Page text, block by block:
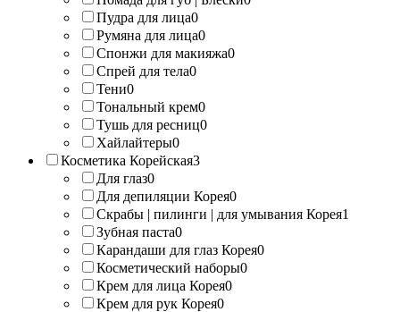
Пудра для лица0
Румяна для лица0
Спонжи для макияжа0
Спрей для тела0
Тени0
Тональный крем0
Тушь для ресниц0
Хайлайтеры0
Косметика Корейская3
Для глаз0
Для депиляции Корея0
Скрабы | пилинги | для умывания Корея1
Зубная паста0
Карандаши для глаз Корея0
Косметический наборы0
Крем для лица Корея0
Крем для рук Корея0